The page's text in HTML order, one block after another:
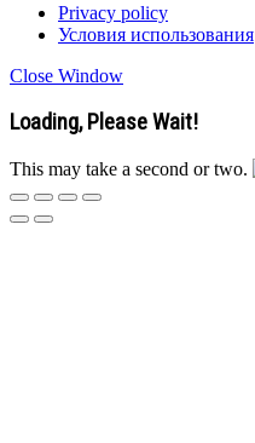
Privacy policy
Условия использования
Close Window
Loading, Please Wait!
This may take a second or two.